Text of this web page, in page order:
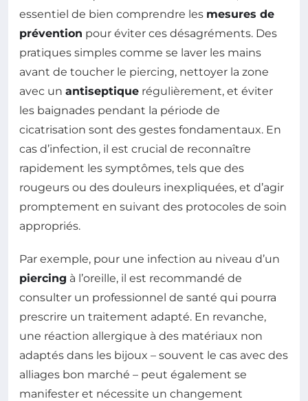
essentiel de bien comprendre les mesures de
prévention pour éviter ces désagréments. Des
pratiques simples comme se laver les mains
avant de toucher le piercing, nettoyer la zone
avec un antiseptique régulièrement, et éviter
les baignades pendant la période de
cicatrisation sont des gestes fondamentaux. En
cas d’infection, il est crucial de reconnaître
rapidement les symptômes, tels que des
rougeurs ou des douleurs inexpliquées, et d’agir
promptement en suivant des protocoles de soin
appropriés.
Par exemple, pour une infection au niveau d’un
piercing à l’oreille, il est recommandé de
consulter un professionnel de santé qui pourra
prescrire un traitement adapté. En revanche,
une réaction allergique à des matériaux non
adaptés dans les bijoux – souvent le cas avec des
alliages bon marché – peut également se
manifester et nécessite un changement